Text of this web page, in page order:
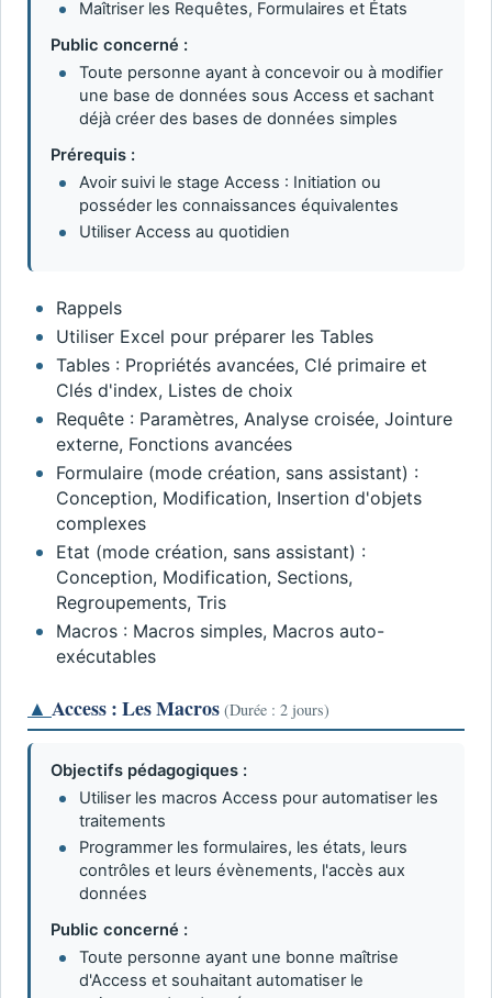
Maîtriser les Requêtes, Formulaires et États
Public concerné :
Toute personne ayant à concevoir ou à modifier
une base de données sous Access et sachant
déjà créer des bases de données simples
Prérequis :
Avoir suivi le stage Access : Initiation ou
posséder les connaissances équivalentes
Utiliser Access au quotidien
Rappels
Utiliser Excel pour préparer les Tables
Tables : Propriétés avancées, Clé primaire et
Clés d'index, Listes de choix
Requête : Paramètres, Analyse croisée, Jointure
externe, Fonctions avancées
Formulaire (mode création, sans assistant) :
Conception, Modification, Insertion d'objets
complexes
Etat (mode création, sans assistant) :
Conception, Modification, Sections,
Regroupements, Tris
Macros : Macros simples, Macros auto-
exécutables
▲ Access : Les Macros (Durée : 2 jours)
Objectifs pédagogiques :
Utiliser les macros Access pour automatiser les
traitements
Programmer les formulaires, les états, leurs
contrôles et leurs évènements, l'accès aux
données
Public concerné :
Toute personne ayant une bonne maîtrise
d'Access et souhaitant automatiser le